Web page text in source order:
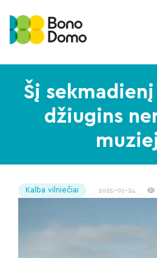
Šį
džiugins
Kalba vilniečiai 2025-01-24